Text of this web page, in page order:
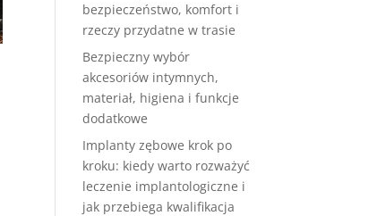
bezpieczeństwo, komfort i
rzeczy przydatne w trasie
Bezpieczny wybór
akcesoriów intymnych,
materiał, higiena i funkcje
dodatkowe
Implanty zębowe krok po
kroku: kiedy warto rozważyć
leczenie implantologiczne i
jak przebiega kwalifikacja